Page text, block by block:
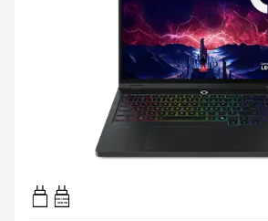
65W-100W
USB PD